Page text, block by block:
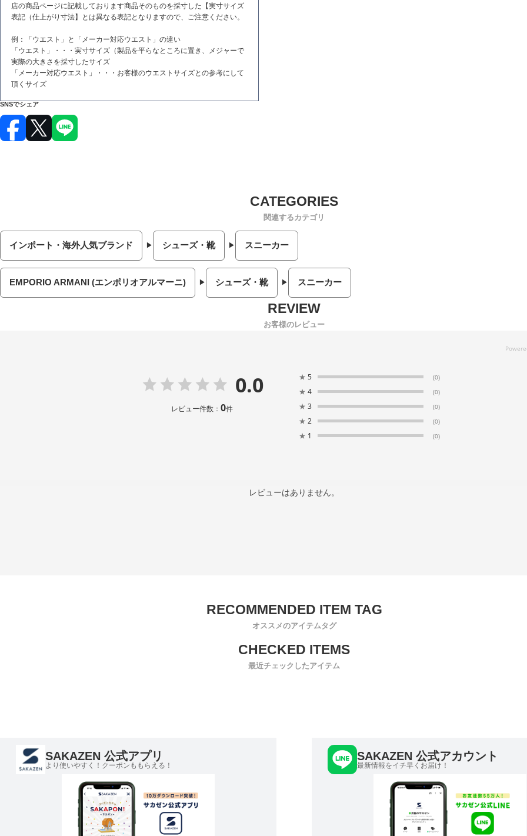
店の商品ページに記載しております商品そのものを採寸した【実寸サイズ
表記（仕上がり寸法】とは異なる表記となりますので、ご注意ください。
例：「ウエスト」と「メーカー対応ウエスト」の違い
「ウエスト」・・・実寸サイズ（製品を平らなところに置き、メジャーで
実際の大きさを採寸したサイズ
「メーカー対応ウエスト」・・・お客様のウエストサイズとの参考にして
頂くサイズ
SNSでシェア
関連するカテゴリ
インポート・海外人気ブランド シューズ・靴 スニーカー
EMPORIO ARMANI (エンポリオアルマーニ) シューズ・靴 スニーカー
お客様のレビュー
0.0
レビュー件数： 0件
★ 5 (0)
★ 4 (0)
★ 3 (0)
★ 2 (0)
★ 1 (0)
レビューはありません。
オススメのアイテムタグ
最近チェックしたアイテム
SAKAZEN 公式アプリ
より使いやすく！クーポンももらえる！
SAKAZEN 公式アカウント
最新情報をイチ早くお届け！